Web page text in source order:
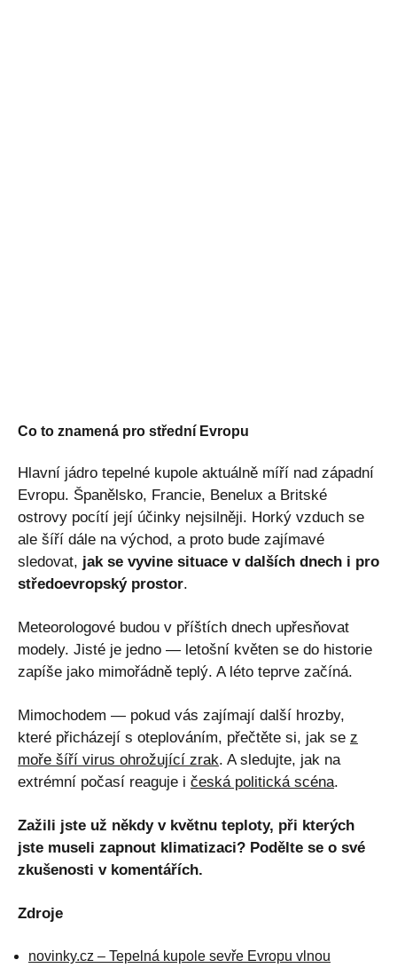
Co to znamená pro střední Evropu
Hlavní jádro tepelné kupole aktuálně míří nad západní
Evropu. Španělsko, Francie, Benelux a Britské
ostrovy pocítí její účinky nejsilněji. Horký vzduch se
ale šíří dále na východ, a proto bude zajímavé
sledovat, jak se vyvine situace v dalších dnech i pro
středoevropský prostor.
Meteorologové budou v příštích dnech upřesňovat
modely. Jisté je jedno — letošní květen se do historie
zapíše jako mimořádně teplý. A léto teprve začíná.
Mimochodem — pokud vás zajímají další hrozby,
které přicházejí s oteplováním, přečtěte si, jak se z
moře šíří virus ohrožující zrak. A sledujte, jak na
extrémní počasí reaguje i česká politická scéna.
Zažili jste už někdy v květnu teploty, při kterých
jste museli zapnout klimatizaci? Podělte se o své
zkušenosti v komentářích.
Zdroje
novinky.cz – Tepelná kupole sevře Evropu vlnou